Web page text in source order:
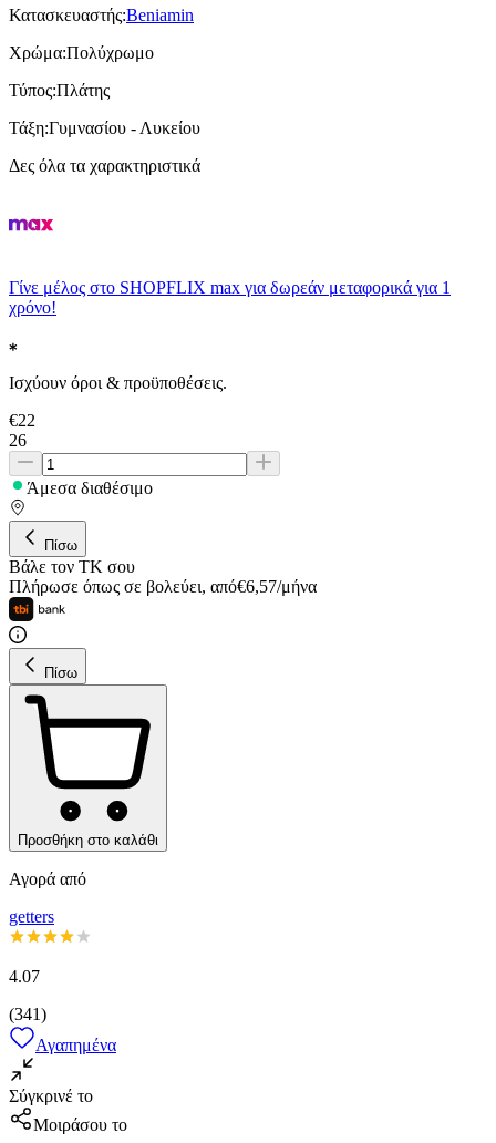
Κατασκευαστής:Beniamin
Χρώμα:Πολύχρωμο
Τύπος:Πλάτης
Τάξη:Γυμνασίου - Λυκείου
Δες όλα τα χαρακτηριστικά
Γίνε μέλος στο SHOPFLIX max για δωρεάν μεταφορικά για 1
χρόνο!
Ισχύουν όροι & προϋποθέσεις.
€22
26
Άμεσα διαθέσιμο
Πίσω
Βάλε τον ΤΚ σου
Πλήρωσε όπως σε βολεύει, από€6,57/μήνα
Πίσω
Προσθήκη στο καλάθι
Αγορά από
getters
4.07
(341)
Αγαπημένα
Σύγκρινέ το
Μοιράσου το